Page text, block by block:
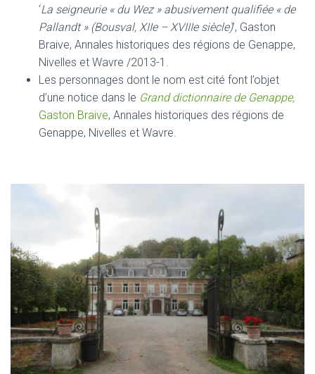
‘La seigneurie « du Wez » abusivement qualifiée « de
Pallandt » (Bousval, XIIe – XVIIIe siècle)’, Gaston
Braive, Annales historiques des régions de Genappe,
Nivelles et Wavre /2013-1.
Les personnages dont le nom est cité font l’objet
d’une notice dans le Grand dictionnaire de Genappe,
Gaston Braive, Annales historiques des régions de
Genappe, Nivelles et Wavre.